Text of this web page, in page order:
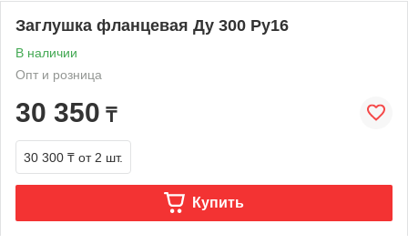
Заглушка фланцевая Ду 300 Ру16
В наличии
Опт и розница
30 350 ₸
30 300 ₸ от 2 шт.
Купить